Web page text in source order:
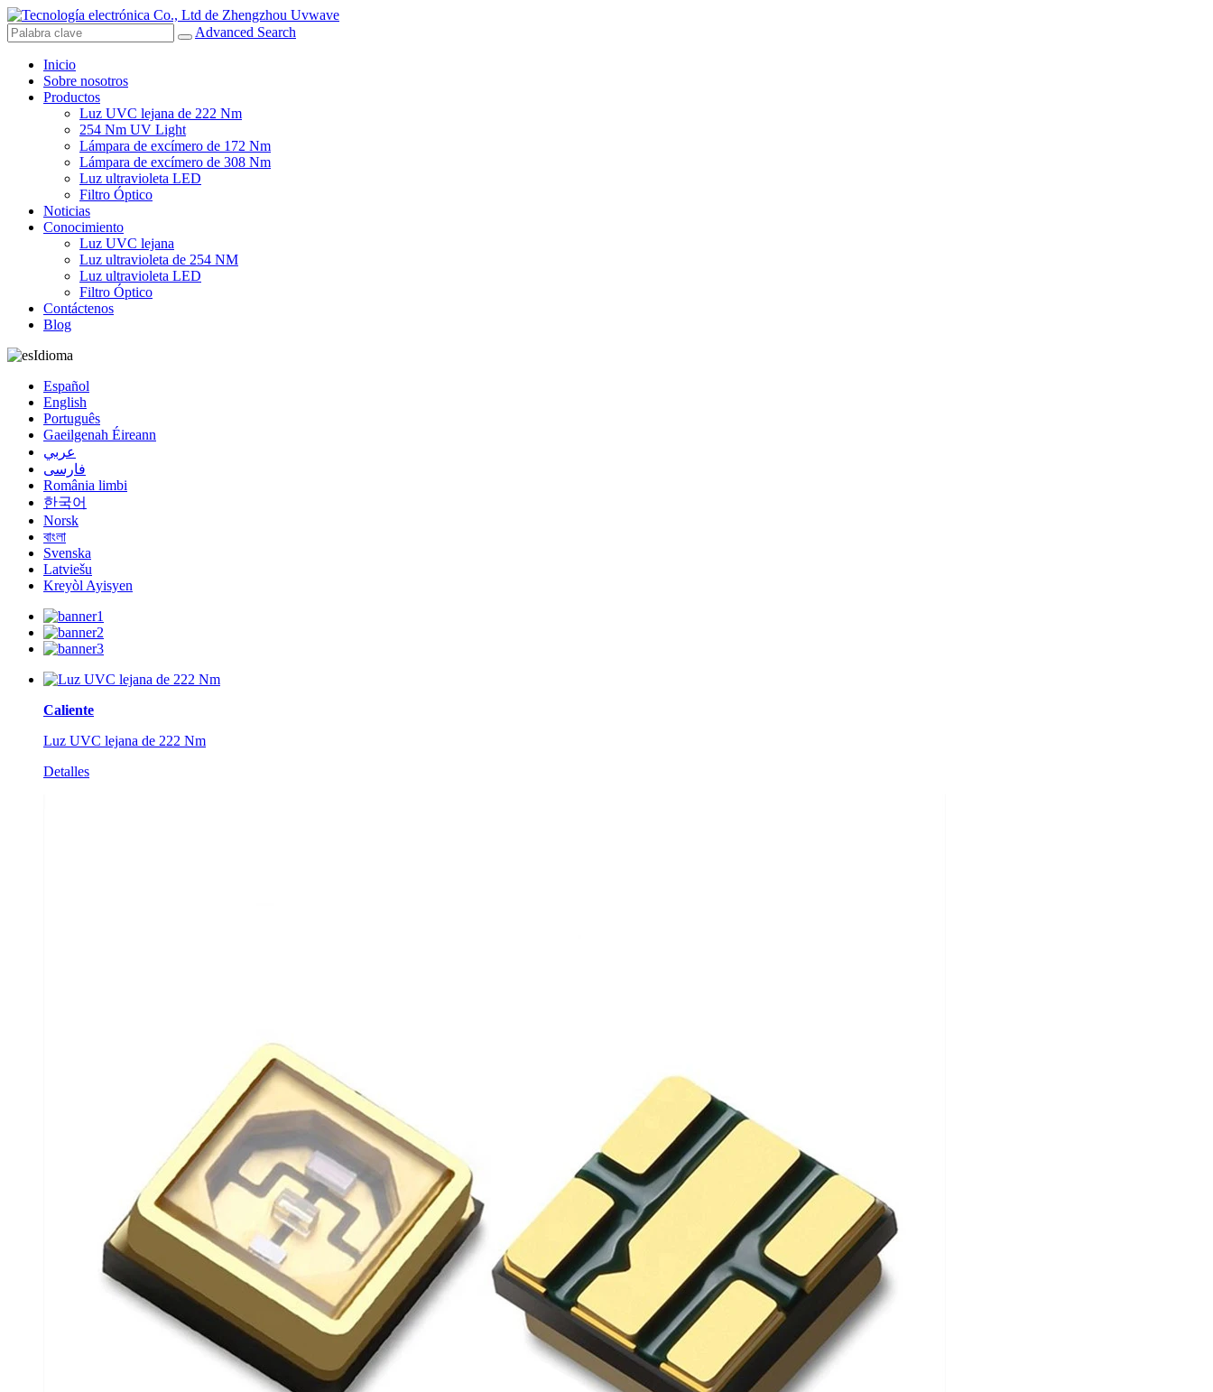
Advanced Search
Inicio
Sobre nosotros
Productos
Luz UVC lejana de 222 Nm
254 Nm UV Light
Lámpara de excímero de 172 Nm
Lámpara de excímero de 308 Nm
Luz ultravioleta LED
Filtro Óptico
Noticias
Conocimiento
Luz UVC lejana
Luz ultravioleta de 254 NM
Luz ultravioleta LED
Filtro Óptico
Contáctenos
Blog
Idioma
Español
English
Português
Gaeilgenah Éireann
عربي
فارسی
România limbi
한국어
Norsk
বাংলা
Svenska
Latviešu
Kreyòl Ayisyen
Caliente
Luz UVC lejana de 222 Nm
Detalles